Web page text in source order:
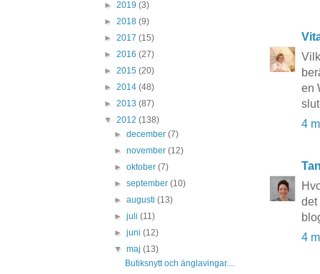
en
4
det
4
► 2019 (3)
► 2018 (9)
► 2017 (15)
► 2016 (27)
► 2015 (20)
► 2014 (48)
► 2013 (87)
▼ 2012 (138)
►december(7)
►november(12)
►oktober(7)
►september(10)
►augusti(13)
►juli(11)
►juni(12)
▼maj(13)
Butiksnytt och änglavingar....